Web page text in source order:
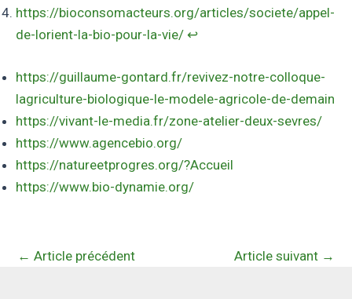
https://bioconsomacteurs.org/articles/societe/appel-
de-lorient-la-bio-pour-la-vie/ ↩︎
https://guillaume-gontard.fr/revivez-notre-colloque-
lagriculture-biologique-le-modele-agricole-de-demain
https://vivant-le-media.fr/zone-atelier-deux-sevres/
https://www.agencebio.org/
https://natureetprogres.org/?Accueil
https://www.bio-dynamie.org/
← Article précédent Article suivant →